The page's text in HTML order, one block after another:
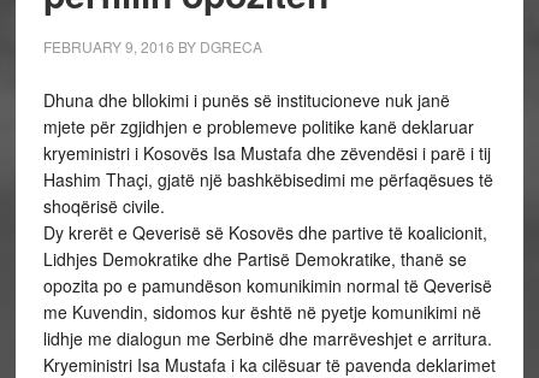
FEBRUARY 9, 2016 BY DGRECA
Dhuna dhe bllokimi i punës së institucioneve nuk janë
mjete për zgjidhjen e problemeve politike kanë deklaruar
kryeministri i Kosovës Isa Mustafa dhe zëvendësi i parë i tij
Hashim Thaçi, gjatë një bashkëbisedimi me përfaqësues të
shoqërisë civile.
Dy krerët e Qeverisë së Kosovës dhe partive të koalicionit,
Lidhjes Demokratike dhe Partisë Demokratike, thanë se
opozita po e pamundëson komunikimin normal të Qeverisë
me Kuvendin, sidomos kur është në pyetje komunikimi në
lidhje me dialogun me Serbinë dhe marrëveshjet e arritura.
Kryeministri Isa Mustafa i ka cilësuar të pavenda deklarimet